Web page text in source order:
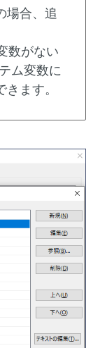
場合、追
数がない
ム変数に
ます。